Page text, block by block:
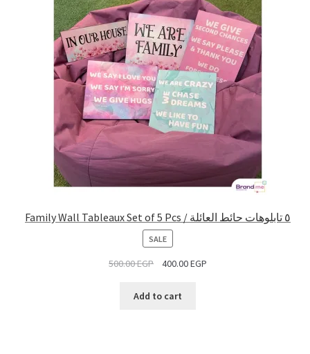
Family Wall Tableaux Set of 5 Pcs / ٥ تابلوهات حائط العائلة
SALEPRODUCT
SALE
500.00EGP 400.00EGP
Add to cart